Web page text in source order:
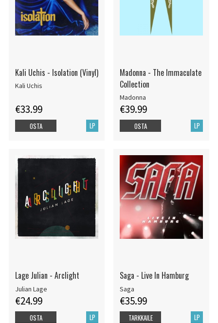
Kali Uchis - Isolation (Vinyl)
Kali Uchis
€33.99
LP
OSTA
Madonna - The Immaculate
Collection
Madonna
€39.99
LP
OSTA
Lage Julian - Arclight
Julian Lage
€24.99
LP
OSTA
Saga - Live In Hamburg
Saga
€35.99
LP
TARKKAILE